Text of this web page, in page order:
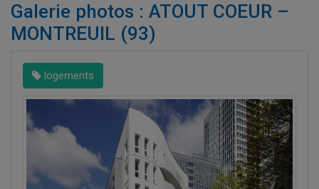
Galerie photos : ATOUT COEUR –
MONTREUIL (93)
logements